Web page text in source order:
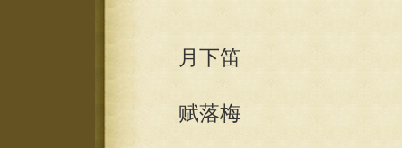
月下笛
赋落梅